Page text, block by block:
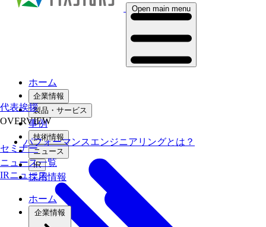
Open main menu
ホーム
企業情報
製品・サービス
事例
技術情報
セミナーニュース
ニュース一覧
IR
採用情報
ホーム
企業情報
代表挨拶
OVERVIEW
パフォーマンスエンジニアリングとは？
IRニュース